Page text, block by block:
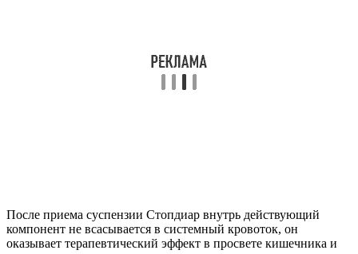
После приема суспензии Стопдиар внутрь действующий
компонент не всасывается в системный кровоток, он
оказывает терапевтический эффект в просвете кишечника и